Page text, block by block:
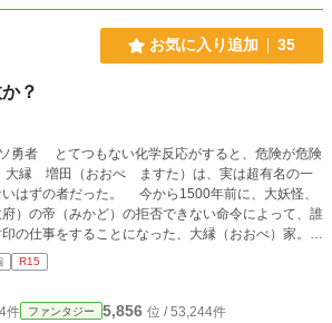
お気に入り追加 35
？
勇者 とてつもない化学反応がすると、危険が危険
はずの者だった。 今から1500年前に、大妖怪、
）の帝（みかど）の拒否できない命令によって、誰
の仕事をすることになった、大縁（おおべ）家。
、千五百年の宰相の地位就任と千五百年の日本の
国家予算の半分）を千五百年与えるという約束をし
祖が封印した後は、大っぴらに賄賂を出さなかった
由で僻地へと強制勤務にさせられた大縁（おおべ)
R15
件 ファンタジー 5,856 位 / 53,244件